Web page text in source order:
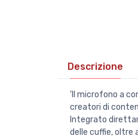
Descrizione
'Il microfono a
creatori di
Integrato
delle cuffie, oltre